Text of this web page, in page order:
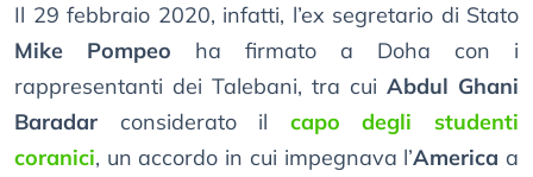
Il 29 febbraio 2020, infatti, l’ex segretario di Stato
Mike Pompeo ha firmato a Doha con i
rappresentanti dei Talebani, tra cui Abdul Ghani
Baradar considerato il capo degli studenti
coranici, un accordo in cui impegnava l’America a